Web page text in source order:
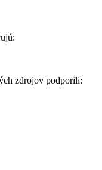
zdrojov podporili: